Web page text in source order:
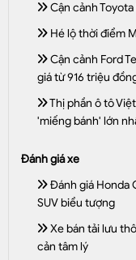
Cận cảnh Toyota
Hé lộ thời điểm
Cận cảnh Ford
giá từ 916 triệu
Thị phần ô tô
'miếng bánh' lớn
Đánh giá xe
Đánh giá Honda
SUV biểu tượng
Xe bán tải lưu
cản tâm lý